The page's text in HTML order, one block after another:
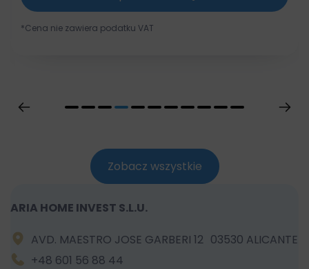
*Cena nie zawiera podatku VAT
Zobacz wszystkie
ARIA HOME INVEST S.L.U.
AVD. MAESTRO JOSE GARBERI 12 03530 ALICANTE
+48 601 56 88 44